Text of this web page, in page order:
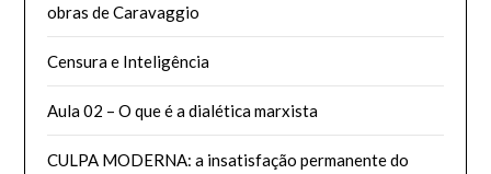
obras de Caravaggio
Censura e Inteligência
Aula 02 – O que é a dialética marxista
CULPA MODERNA: a insatisfação permanente do